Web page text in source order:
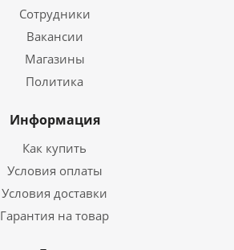
Сотрудники
Вакансии
Магазины
Политика
Информация
Как купить
Условия оплаты
Условия доставки
Гарантия на товар